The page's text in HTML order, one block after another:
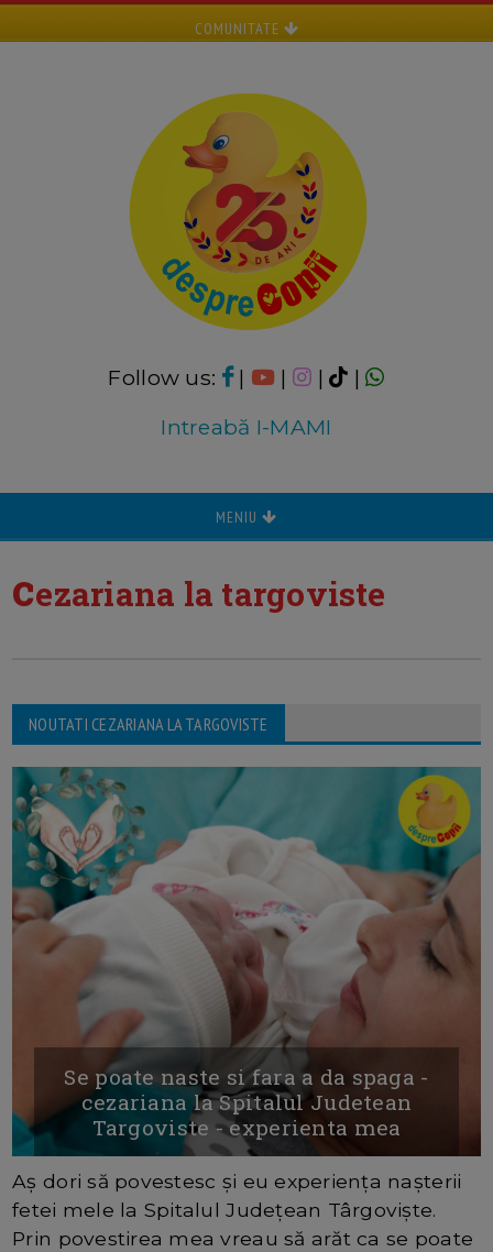
COMUNITATE
Follow us: | | |
|
Intreabă I-MAMI
MENIU
cezariana la targoviste
NOUTATI CEZARIANA LA TARGOVISTE
Se poate naste si fara a da spaga -
cezariana la Spitalul Judetean
Targoviste - experienta mea
Aș dori să povestesc și eu experiența nașterii
fetei mele la Spitalul Județean Târgoviște.
Prin povestirea mea vreau să arăt ca se poate